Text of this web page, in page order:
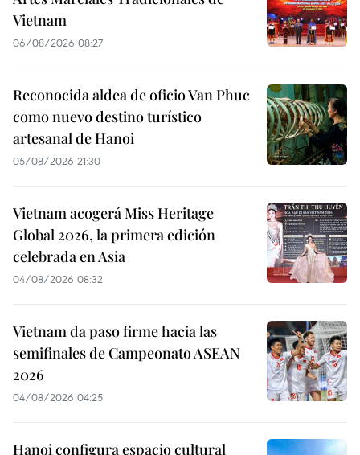
Vietnam
06/08/2026 08:27
Reconocida aldea de oficio Van Phuc
como nuevo destino turístico
artesanal de Hanoi
05/08/2026 21:30
Vietnam acogerá Miss Heritage
Global 2026, la primera edición
celebrada en Asia
04/08/2026 08:32
Vietnam da paso firme hacia las
semifinales de Campeonato ASEAN
2026
04/08/2026 04:25
Hanoi configura espacio cultural